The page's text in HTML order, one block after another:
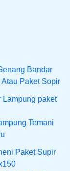
Bandar
Paket Sopir
Temani